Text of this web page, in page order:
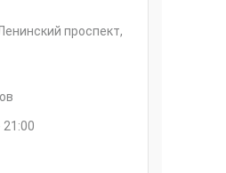
проспект,